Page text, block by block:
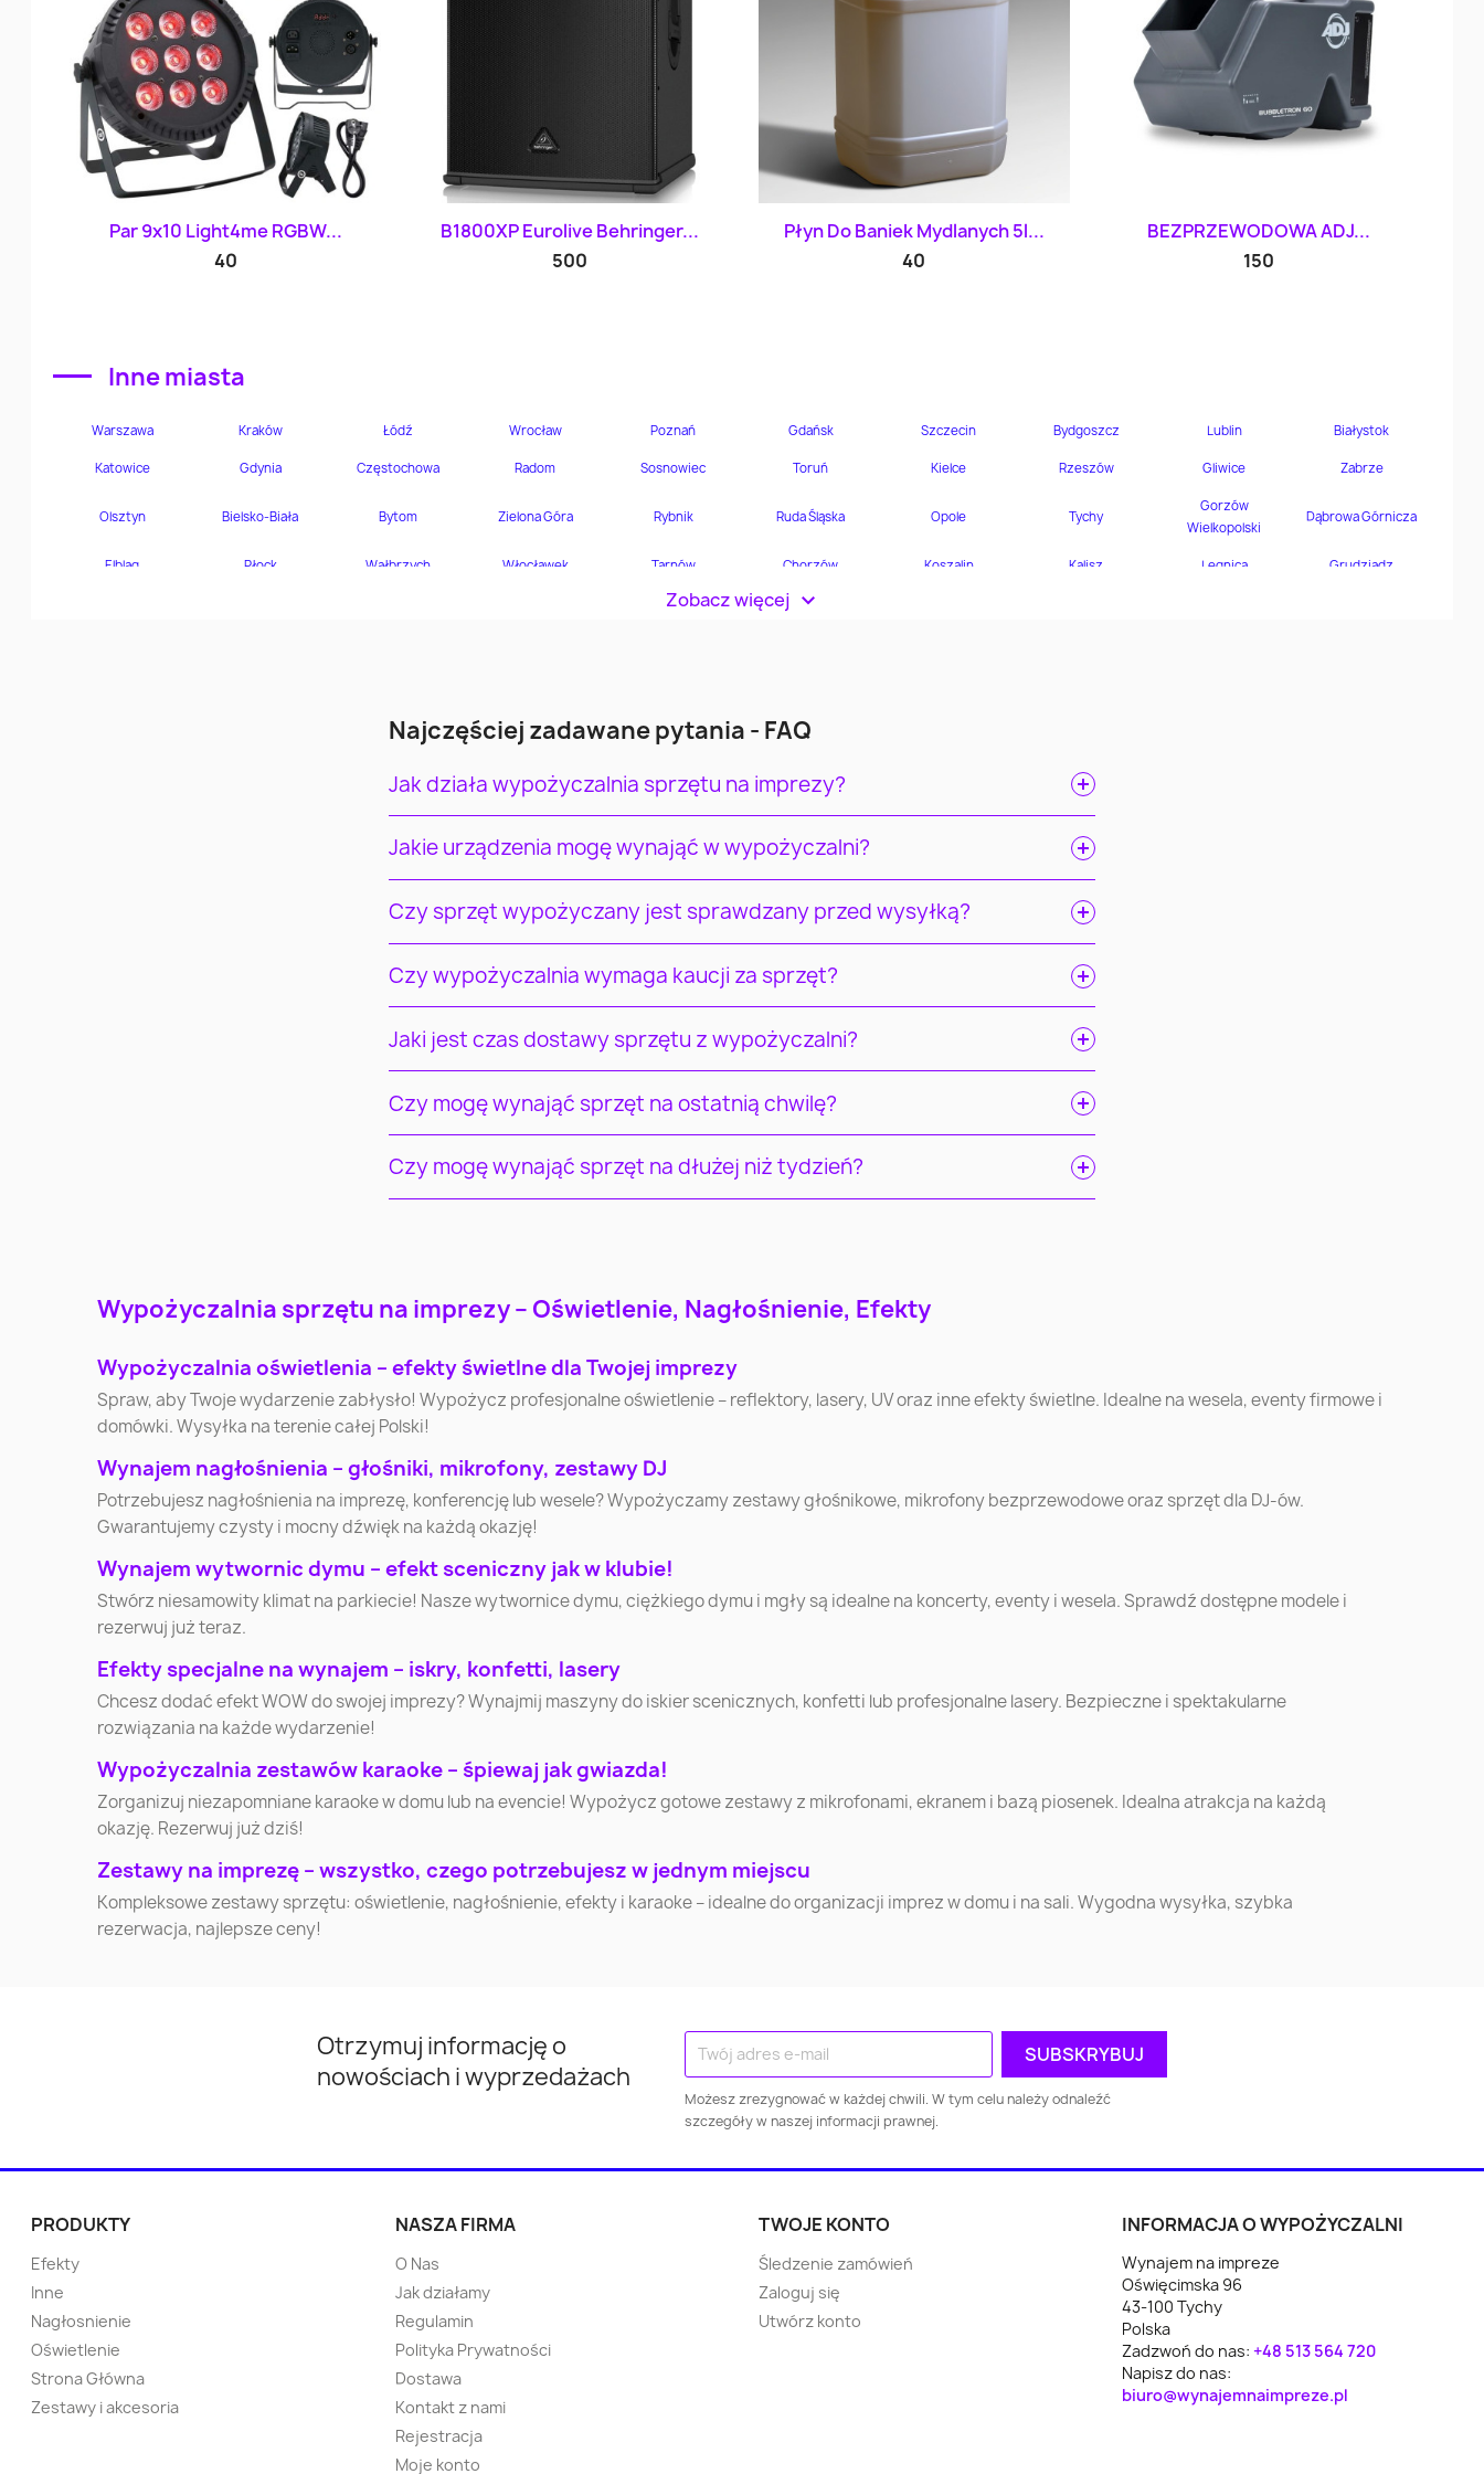
Szybki podgląd
Par 9x10 Light4me RGBW...
40
Szybki podgląd
B1800XP Eurolive Behringer...
500
Szybki podgląd
Płyn Do Baniek Mydlanych 5l...
40
Szybki podgląd
BEZPRZEWODOWA ADJ...
150
Inne miasta
Katowice Gdynia Częstochowa Radom Sosnowiec
Olsztyn Bielsko-Biała Bytom Zielona Góra
Elbląg Płock
Słupsk Jaworzno Jastrzębie-Zdrój Nowy Sącz Jelenia Góra Siedlce
Lubin Ostrołęka Suwałki
Mikołów Nysa
Żyrardów Nowa Sól Skierniewice Mława Ciechanów Krotoszyn Bochnia
Lubań Wałcz Nowy Targ Lubliniec
Turek
Nowy Dwór
Wysokie
Nowa Huta Kwidzyn Jarosław Wejherowo
Dzierżoniów Świebodzice
Namysłów Strzegom Rawicz
Sucha Beskidzka Bytów Nowa Ruda
Sępólno Krajeńskie
Zobacz więcej >
Najczęściej zadawane pytania - FAQ
Jak działa wypożyczalnia sprzętu na imprezy?
Jakie urządzenia mogę wynająć w wypożyczalni?
Czy sprzęt wypożyczany jest sprawdzany przed wysyłką?
Czy wypożyczalnia wymaga kaucji za sprzęt?
Jaki jest czas dostawy sprzętu z wypożyczalni?
Czy mogę wynająć sprzęt na ostatnią chwilę?
Czy mogę wynająć sprzęt na dłużej niż tydzień?
Wypożyczalnia sprzętu na imprezy – Oświetlenie, Nagłośnienie, Efekty
Wypożyczalnia oświetlenia – efekty świetlne dla Twojej imprezy
Spraw, aby Twoje wydarzenie zabłysło! Wypożycz profesjonalne oświetlenie – reflektory, lasery, UV oraz inne efekty świetlne. Idealne na wesela, eventy firmowe i
domówki. Wysyłka na terenie całej Polski!
Wynajem nagłośnienia – głośniki, mikrofony, zestawy DJ
Potrzebujesz nagłośnienia na imprezę, konferencję lub wesele? Wypożyczamy zestawy głośnikowe, mikrofony bezprzewodowe oraz sprzęt dla DJ-ów.
Gwarantujemy czysty i mocny dźwięk na każdą okazję!
Wynajem wytwornic dymu – efekt sceniczny jak w klubie!
Stwórz niesamowity klimat na parkiecie! Nasze wytwornice dymu, ciężkiego dymu i mgły są idealne na koncerty, eventy i wesela. Sprawdź dostępne modele i
rezerwuj już teraz.
Efekty specjalne na wynajem – iskry, konfetti, lasery
Chcesz dodać efekt WOW do swojej imprezy? Wynajmij maszyny do iskier scenicznych, konfetti lub profesjonalne lasery. Bezpieczne i spektakularne
rozwiązania na każde wydarzenie!
Wypożyczalnia zestawów karaoke – śpiewaj jak gwiazda!
Zorganizuj niezapomniane karaoke w domu lub na evencie! Wypożycz gotowe zestawy z mikrofonami, ekranem i bazą piosenek. Idealna atrakcja na każdą
okazję. Rezerwuj już dziś!
Zestawy na imprezę – wszystko, czego potrzebujesz w jednym miejscu
Kompleksowe zestawy sprzętu: oświetlenie, nagłośnienie, efekty i karaoke – idealne do organizacji imprez w domu i na sali. Wygodna wysyłka, szybka
rezerwacja, najlepsze ceny!
Otrzymuj informację o
nowościach i wyprzedażach
Możesz zrezygnować w każdej chwili. W tym celu należy odnaleźć
szczegóły w naszej informacji prawnej.
PRODUKTY
Efekty
Inne
Nagłosnienie
Oświetlenie
Strona Główna
Zestawy i akcesoria
NASZA FIRMA
O Nas
Jak działamy
Regulamin
Polityka Prywatności
Dostawa
Kontakt z nami
Rejestracja
Moje konto
TWOJE KONTO
Śledzenie zamówień
Zaloguj się
Utwórz konto
INFORMACJA O WYPOŻYCZALNI
Wynajem na impreze
Oświęcimska 96
43-100 Tychy
Polska
Zadzwoń do nas:+48 513 564 720
Napisz do nas:
biuro@wynajemnaimpreze.pl